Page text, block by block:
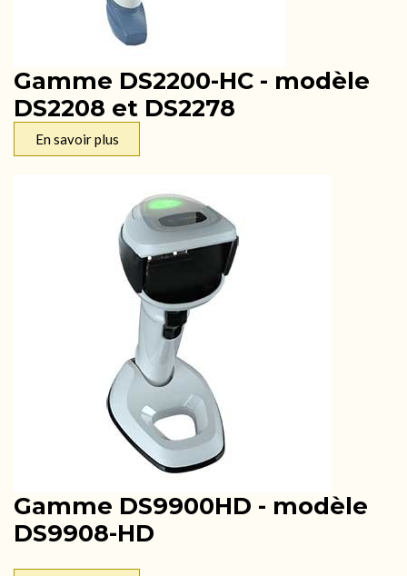
Gamme DS2200-HC - modèle
DS2208 et DS2278
En savoir plus
Gamme DS9900HD - modèle
DS9908-HD